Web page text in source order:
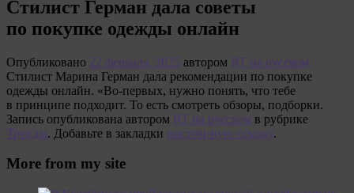
Стилист Герман дала советы
по покупке одежды онлайн
Опубликовано 22 февраля, 2025 автором RT на русском
Стилист Марина Герман дала рекомендации по покупке
одежды онлайн. «Во-первых, нужно понять, что тебе
в принципе подходит. То есть смотреть обзоры, подборки.
Запись опубликована автором RT на русском в рубрике
Тренды. Добавьте в закладки постоянную ссылку.
More from my site